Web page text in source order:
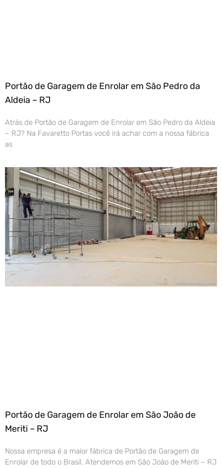
Portão de Garagem de Enrolar em São Pedro da
Aldeia – RJ
Atrás de Portão de Garagem de Enrolar em São Pedro da Aldeia
– RJ? Na Favaretto Portas você irá achar com a nossa fábrica
as
Portão de Garagem de Enrolar em São João de
Meriti – RJ
Nossa empresa é a maior fábrica de Portão de Garagem de
Enrolar de todo o Brasil. Atendemos em São João de Meriti – RJ